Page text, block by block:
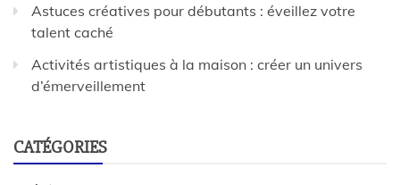
Astuces créatives pour débutants : éveillez votre
talent caché
Activités artistiques à la maison : créer un univers
d’émerveillement
CATÉGORIES